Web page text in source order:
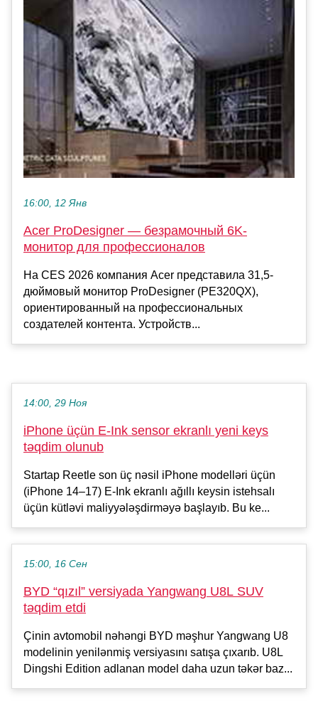
16:00, 12 Янв
Acer ProDesigner — безрамочный 6K-
монитор для профессионалов
На CES 2026 компания Acer представила 31,5-
дюймовый монитор ProDesigner (PE320QX),
ориентированный на профессиональных
создателей контента. Устройств...
14:00, 29 Ноя
iPhone üçün E-Ink sensor ekranlı yeni keys
təqdim olunub
Startap Reetle son üç nəsil iPhone modelləri üçün
(iPhone 14–17) E-Ink ekranlı ağıllı keysin istehsalı
üçün kütləvi maliyyələşdirməyə başlayıb. Bu ke...
15:00, 16 Сен
BYD “qızıl” versiyada Yangwang U8L SUV
təqdim etdi
Çinin avtomobil nəhəngi BYD məşhur Yangwang U8
modelinin yenilənmiş versiyasını satışa çıxarıb. U8L
Dingshi Edition adlanan model daha uzun təkər baz...